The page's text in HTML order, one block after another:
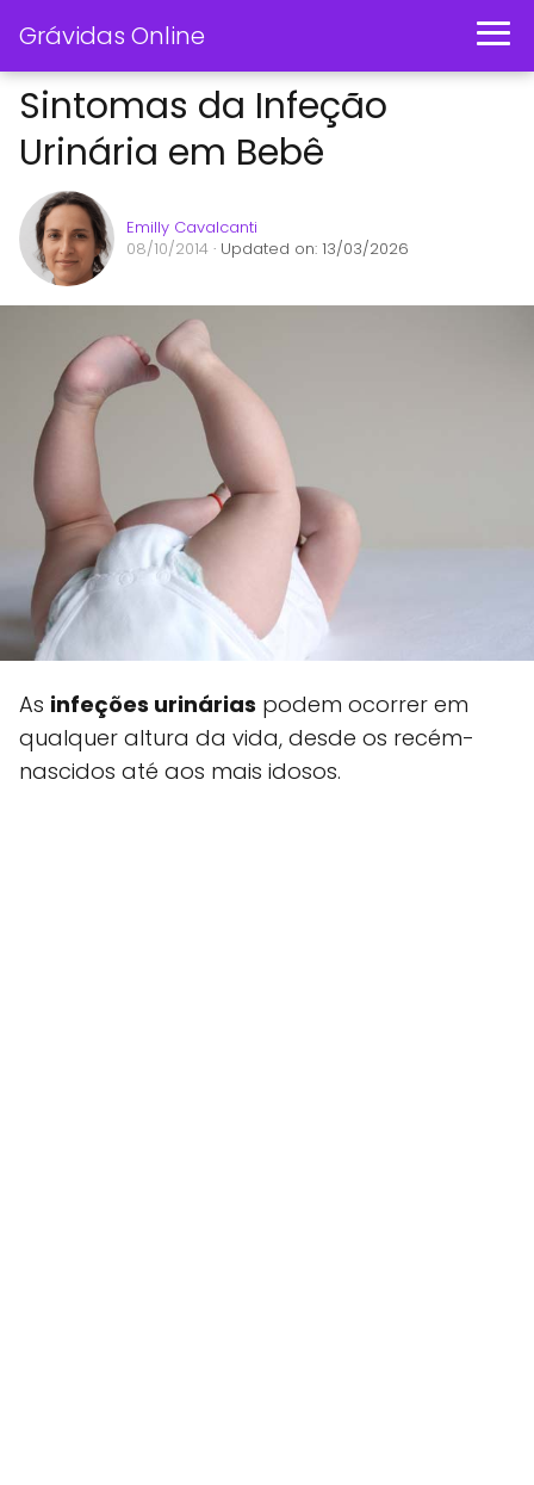
Grávidas Online
Sintomas da Infeção
Urinária em Bebê
Emilly Cavalcanti
08/10/2014 · Updated on: 13/03/2026
As infeções urinárias podem ocorrer em
qualquer altura da vida, desde os recém-
nascidos até aos mais idosos.